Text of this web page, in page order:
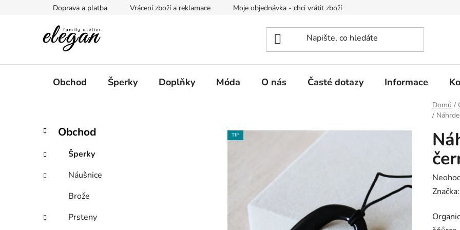
Doprava a platba Vrácení zboží a reklamace Moje objednávka - chci vrátit zboží
Obchod Šperky Doplňky Móda O nás Časté dotazy Informace
Domů /
/
P
s
r
n
Přeskočit
kategorie
K
a
e
g
o
e
Obchod
Šperky
Náušnice
Brože
Prsteny
je
Značka:
TIP